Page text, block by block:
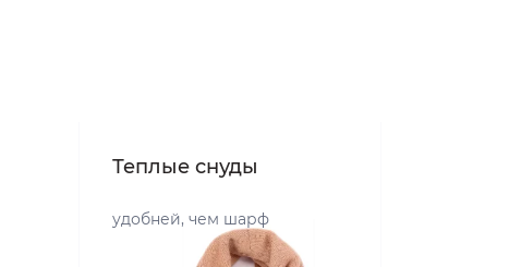
Теплые снуды
удобней, чем шарф